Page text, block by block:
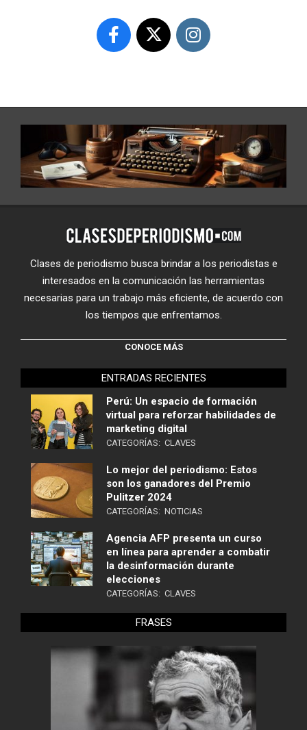
Clases de periodismo busca brindar a los periodistas e
interesados en la comunicación las herramientas
necesarias para un trabajo más eficiente, de acuerdo con
los tiempos que enfrentamos.
CONOCE MÁS
ENTRADAS RECIENTES
Perú: Un espacio de formación
virtual para reforzar habilidades de
marketing digital
CATEGORÍAS: CLAVES
Lo mejor del periodismo: Estos
son los ganadores del Premio
Pulitzer 2024
CATEGORÍAS: NOTICIAS
Agencia AFP presenta un curso
en línea para aprender a combatir
la desinformación durante
elecciones
CATEGORÍAS: CLAVES
FRASES